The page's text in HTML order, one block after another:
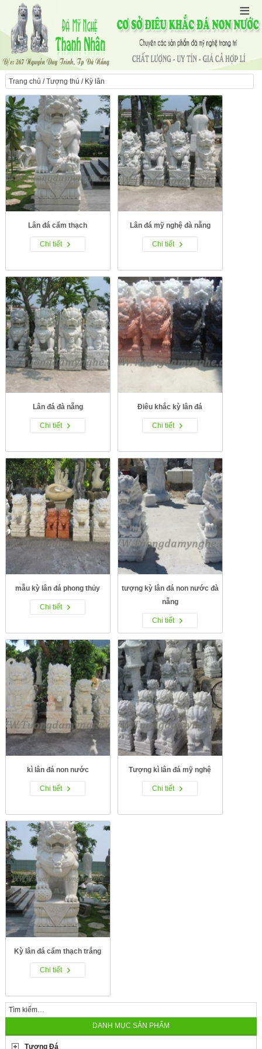
Trang chủ /Tượng thú / Kỳ lân
Lân đá cẩm thạch
Chi tiết
Lân đá mỹ nghệ đà nẵng
Chi tiết
Lân đá đà nẵng
Chi tiết
Điêu khắc kỳ lân đá
Chi tiết
mẫu kỳ lân đá phong thủy
Chi tiết
tượng kỳ lân đá non nước đà
nẵng
Chi tiết
kì lân đá non nước
Chi tiết
Tượng kì lân đá mỹ nghệ
Chi tiết
Kỳ lân đá cẩm thạch trắng
Chi tiết
DANH MỤC SẢN PHẨM
Tượng Đá